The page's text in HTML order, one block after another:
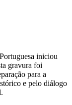
iniciou
gravura foi
para a
e pelo diálogo